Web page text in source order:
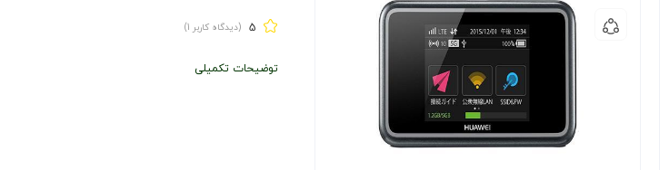
5 (دیدگاه کاربر 1
)
توضیحات تکمیلی